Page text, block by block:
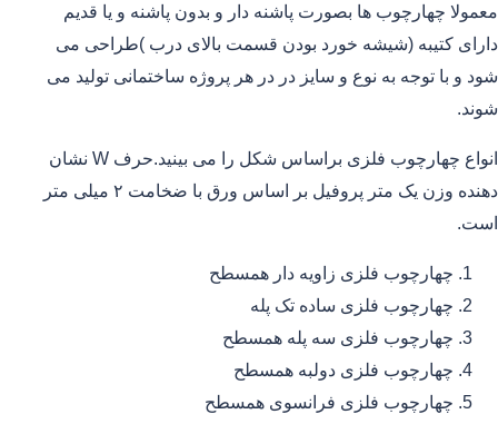
معمولا چهارچوب ها بصورت پاشنه دار و بدون پاشنه و یا قدیم
دارای کتیبه (شیشه خورد بودن قسمت بالای درب )طراحی می
شود و با توجه به نوع و سایز در در هر پروژه ساختمانی تولید می
شوند.
انواع چهارچوب فلزی براساس شکل را می بینید.حرف W نشان
دهنده وزن یک متر پروفیل بر اساس ورق با ضخامت ۲ میلی متر
است.
چهارچوب فلزی زاویه دار همسطح
چهارچوب فلزی ساده تک پله
چهارچوب فلزی سه پله همسطح
چهارچوب فلزی دولبه همسطح
چهارچوب فلزی فرانسوی همسطح